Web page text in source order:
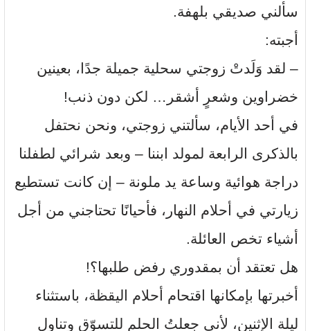
سألني صديقي بلهفة.
أجبته:
– لقد وَلَدتْ زوجتي سحلية جميلة جدًا، بعينين
خضراوين وشعرٍ أشقر… لكن دون ذنب!
في أحد الأيام، سألتني زوجتي، ونحن نحتفل
بالذكرى الرابعة لمولد ابننا – وبعد شرائي لطفلنا
دراجة هوائية وساعة يد ملونة – إن كانت تستطيع
زيارتي في أحلام النهار، فأحيانًا تحتاجني من أجل
أشياء تخص العائلة.
هل تعتقد أن بمقدوري رفض طلبها؟!
أخبرتها بإمكانها اقتحام أحلام اليقظة، باستثناء
ليلة الإثنين، لأني جعلتُ الحلم للتسوّق وتناول